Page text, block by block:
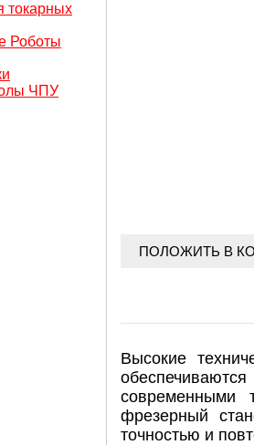
токарных
Роботы
ЧПУ
Высокие
современными
фрезерный
точностью и